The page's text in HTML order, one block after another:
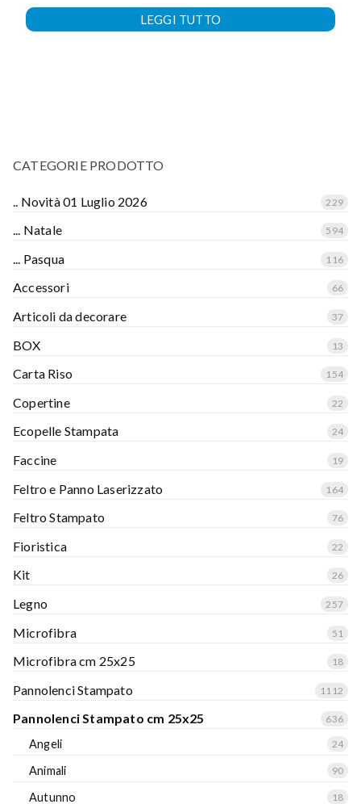
LEGGI TUTTO
CATEGORIE PRODOTTO
.. Novità 01 Luglio 2026 229
... Natale 594
... Pasqua 116
Accessori 66
Articoli da decorare 37
BOX 13
Carta Riso 154
Copertine 22
Ecopelle Stampata 24
Faccine 19
Feltro e Panno Laserizzato 164
Feltro Stampato 76
Fioristica 22
Kit 26
Legno 257
Microfibra 51
Microfibra cm 25x25 18
Pannolenci Stampato 1112
Pannolenci Stampato cm 25x25 636
Angeli 24
Animali 90
Autunno 18